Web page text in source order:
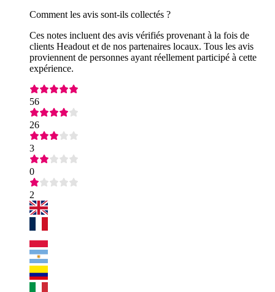
Comment les avis sont-ils collectés ?
Ces notes incluent des avis vérifiés provenant à la fois de
clients Headout et de nos partenaires locaux. Tous les avis
proviennent de personnes ayant réellement participé à cette
expérience.
56
26
3
0
2